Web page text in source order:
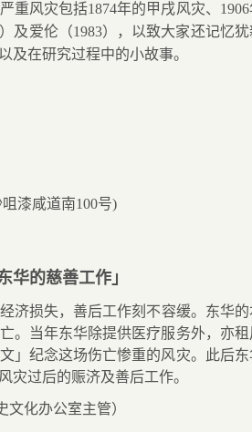
重风灾包括1874年的甲戌风灾、 1906
）及爱伦（1983），以致大家还记忆
及在研究过程中的小故事。
漆咸道南100号)
华的慈善工作」
济损失，善后工作刻不容缓。东华
。当年东华除提供医疗服务外，亦
」纪念这场伤亡惨重的风灾。此后
灾过后的赈济及善后工作。
化办公室主管）